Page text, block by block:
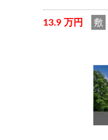
13.9 万円 敷